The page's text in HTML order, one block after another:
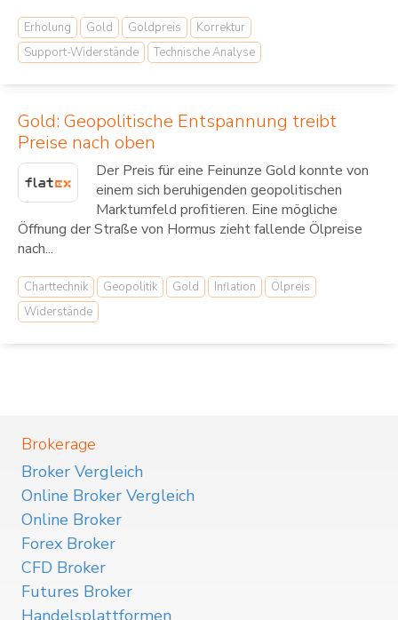
Erholung Gold Goldpreis
Korrektur
Support-Widerstände
Technische Analyse
Gold: Geopolitische Entspannung treibt
Preise nach oben
Der Preis für eine Feinunze Gold konnte von
einem sich beruhigenden geopolitischen
Marktumfeld profitieren. Eine mögliche
Öffnung der Straße von Hormus zieht fallende Ölpreise
nach...
Charttechnik Geopolitik Gold Inflation
Ölpreis
Widerstände
Brokerage
Broker Vergleich
Online Broker Vergleich
Online Broker
Forex Broker
CFD Broker
Futures Broker
Handelsplattformen